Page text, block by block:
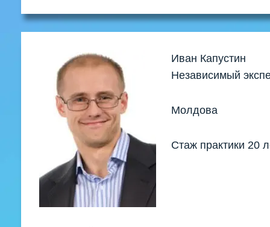
Иван Капустин
Независимый
Молдова
Стаж практики 20